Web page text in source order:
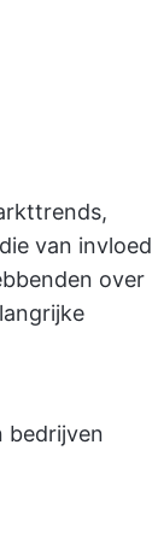
van invloed
over
bedrijven